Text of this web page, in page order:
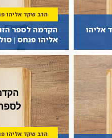
שקד אליהו
הרב שקד אליהו
אליהו פנחס |
הרב שקד אליהו